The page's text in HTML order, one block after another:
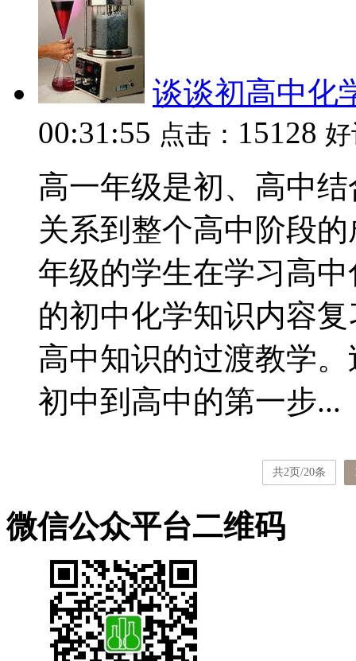
谈谈初高中化
00:31:55 点击： 15128
高一年级是初、高中
关系到整个高中阶段
年级的学生在学习高
的初中化学知识内容
高中知识的过渡教学
初中到高中的第一步...
共2页/20条
微信公众平台二维码